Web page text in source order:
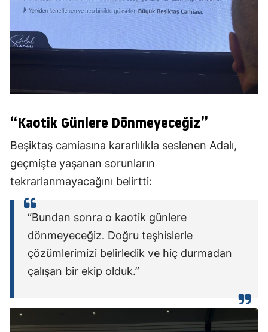
“Kaotik Günlere Dönmeyeceğiz”
Beşiktaş camiasına kararlılıkla seslenen Adalı,
geçmişte yaşanan sorunların
tekrarlanmayacağını belirtti:
“Bundan sonra o kaotik günlere
dönmeyeceğiz. Doğru teşhislerle
çözümlerimizi belirledik ve hiç durmadan
çalışan bir ekip olduk.”